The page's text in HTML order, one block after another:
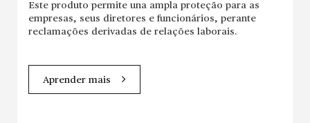
Este produto permite una ampla proteção para as
empresas, seus diretores e funcionários, perante
reclamações derivadas de relações laborais.
Aprender mais